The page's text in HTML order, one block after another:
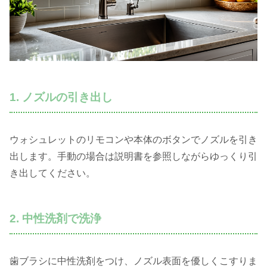
1. ノズルの引き出し
ウォシュレットのリモコンや本体のボタンでノズルを引き
出します。手動の場合は説明書を参照しながらゆっくり引
き出してください。
2. 中性洗剤で洗浄
歯ブラシに中性洗剤をつけ、ノズル表面を優しくこすりま